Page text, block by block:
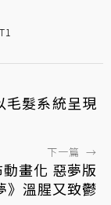
T1
毛髮系統呈現
下一篇 →
畫化 惡夢版
》溫腥又致鬱